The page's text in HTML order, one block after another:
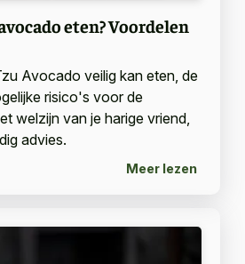
eten? Voordelen
Avocado veilig kan eten, de
risico's voor de
welzijn van je harige vriend,
advies.
Meer lezen